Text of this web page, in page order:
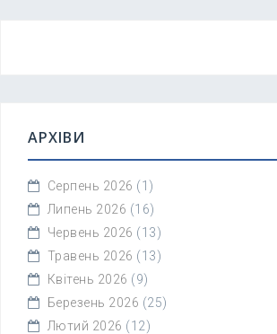
АРХІВИ
Серпень 2026 (1)
Липень 2026 (16)
Червень 2026 (13)
Травень 2026 (13)
Квітень 2026 (9)
Березень 2026 (25)
Лютий 2026 (12)